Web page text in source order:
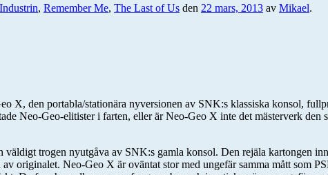
Industrin, Remember Me, The Last of Us den 22 mars, 2013 av Mikael.
X, den portabla/stationära nyversionen av SNK:s klassiska konsol,
Neo-Geo-elitister i farten, eller är Neo-Geo X inte det mästerverk den
trogen nyutgåva av SNK:s gamla konsol. Den rejäla kartongen
originalet. Neo-Geo X är oväntat stor med ungefär samma mått som